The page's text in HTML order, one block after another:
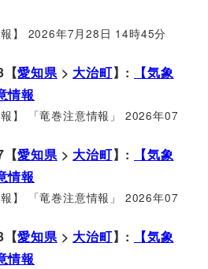
】 2026年7月28日 14時45分
【愛知県> 大治町】:
【気象
情報
】 「竜巻注意情報」 2026年07
【愛知県> 大治町】:
【気象
情報
】 「竜巻注意情報」 2026年07
【愛知県> 大治町】:
【気象
情報